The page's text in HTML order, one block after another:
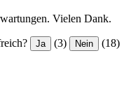
Vielen Dank.
Ja (3) Nein (18)